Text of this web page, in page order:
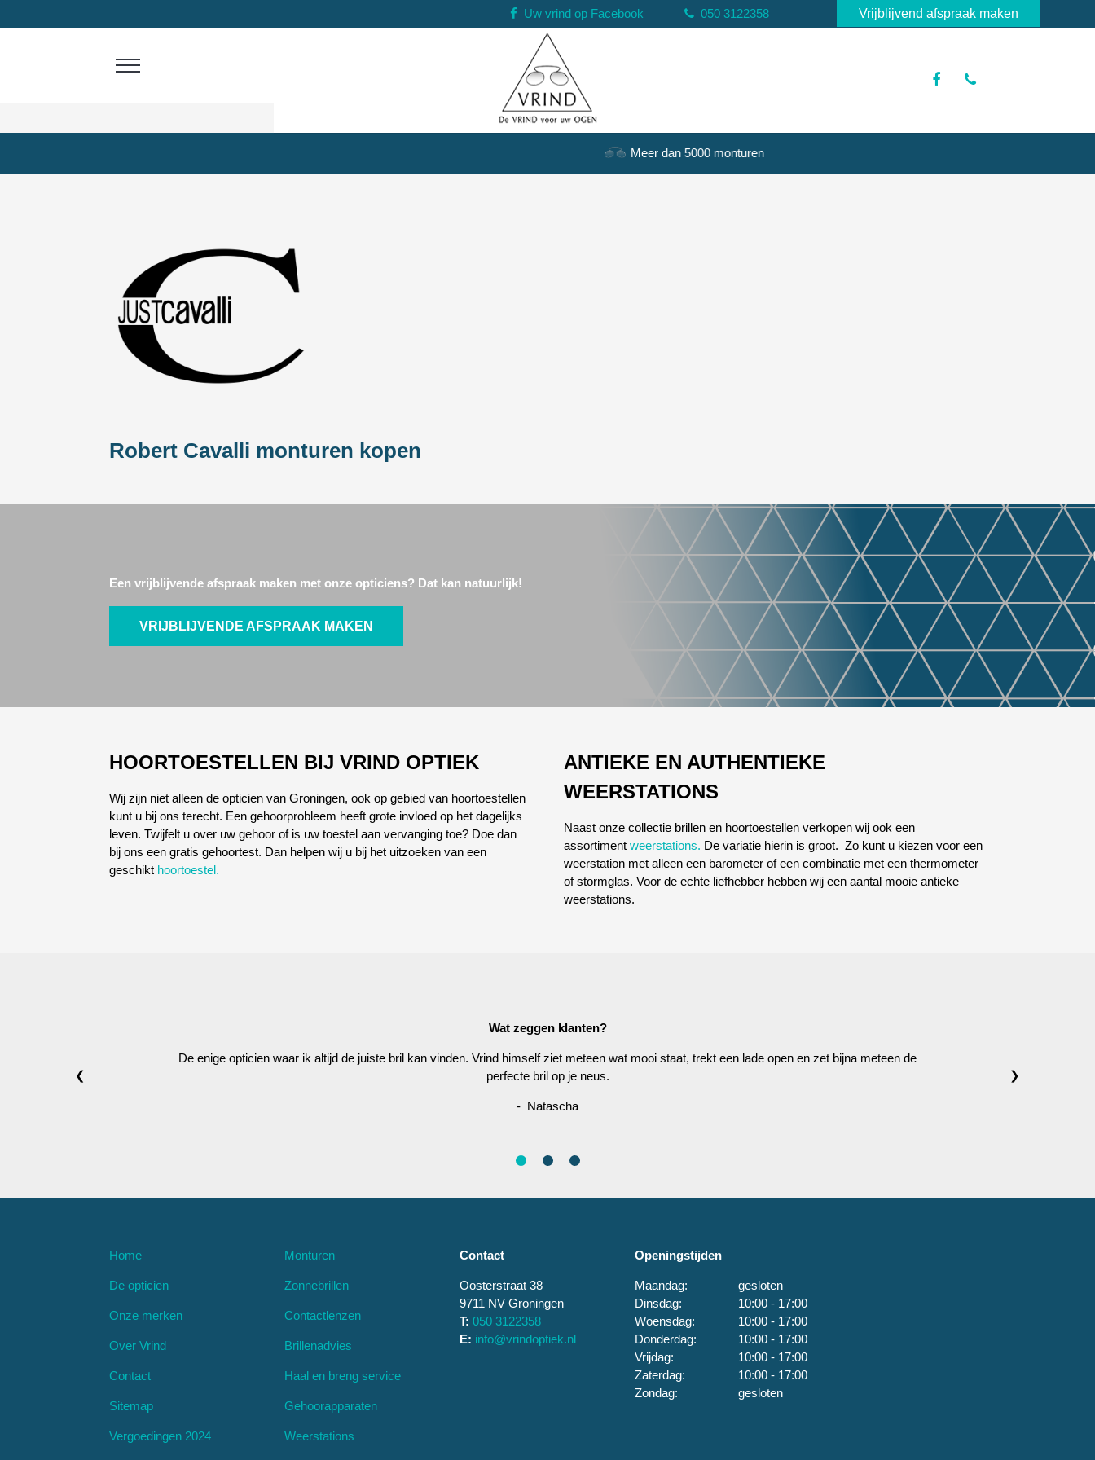
Meer dan 5000 monturen
Robert Cavalli monturen kopen
Een vrijblijvende afspraak maken met onze opticiens? Dat kan natuurlijk!
VRIJBLIJVENDE AFSPRAAK MAKEN
Wat zeggen klanten?
De enige opticien waar ik altijd de juiste bril kan vinden. Vrind himself ziet meteen wat mooi staat, trekt een lade open en zet bijna meteen de
perfecte bril op je neus.
- Natascha
❮ ❯
Home
De opticien
Onze merken
Over Vrind
Contact
Sitemap
Vergoedingen 2024
Monturen
Zonnebrillen
Contactlenzen
Brillenadvies
Haal en breng service
Gehoorapparaten
Weerstations
Contact
Oosterstraat 38
9711 NV Groningen
T: 050 3122358
E: info@vrindoptiek.nl
Openingstijden
Maandag:
gesloten
Dinsdag:
10:00 - 17:00
Woensdag:
10:00 - 17:00
Donderdag:
10:00 - 17:00
Vrijdag:
10:00 - 17:00
Zaterdag:
10:00 - 17:00
Zondag:
gesloten
HOORTOESTELLEN BIJ VRIND OPTIEK
Wij zijn niet alleen de opticien van Groningen, ook op gebied van hoortoestellen
kunt u bij ons terecht. Een gehoorprobleem heeft grote invloed op het dagelijks
leven. Twijfelt u over uw gehoor of is uw toestel aan vervanging toe? Doe dan
bij ons een gratis gehoortest. Dan helpen wij u bij het uitzoeken van een
geschikt hoortoestel.
ANTIEKE EN AUTHENTIEKE
WEERSTATIONS
Naast onze collectie brillen en hoortoestellen verkopen wij ook een
assortiment weerstations. De variatie hierin is groot. Zo kunt u kiezen voor een
weerstation met alleen een barometer of een combinatie met een thermometer
of stormglas. Voor de echte liefhebber hebben wij een aantal mooie antieke
weerstations.
Uw vrind op Facebook 050 3122358 Vrijblijvend afspraak maken